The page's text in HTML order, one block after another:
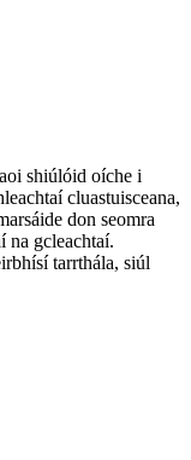
shiúlóid oíche i
cluastuisceana,
don seomra
na gcleachtaí.
tarrthála, siúl